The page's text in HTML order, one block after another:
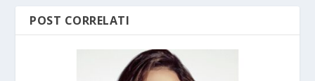
POST CORRELATI